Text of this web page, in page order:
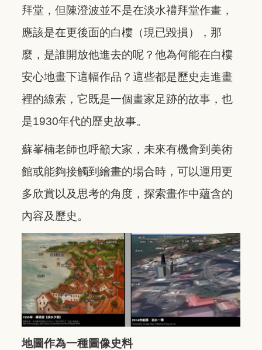
拜堂，但陳澄波並不是在淡水禮拜堂作畫，
應該是在更後面的白樓（現已毀損），那
麼，是誰開放他進去的呢？他為何能在白樓
安心地畫下這幅作品？這些都是歷史走進畫
裡的線索，它既是一個畫家足跡的故事，也
是1930年代的歷史故事。
蘇峯楠老師也呼籲大家，未來有機會到美術
館或能夠接觸到繪畫的場合時，可以運用更
多欣賞以及思考的角度，探索畫作中蘊含的
內容及歷史。
地圖作為一種圖像史料